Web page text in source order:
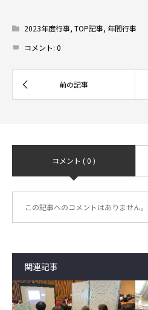
2023年度行事, TOP記事, 年間行事
コメント: 0
コメント ( 0 )
この記事へのコメントはありません。
関連記事